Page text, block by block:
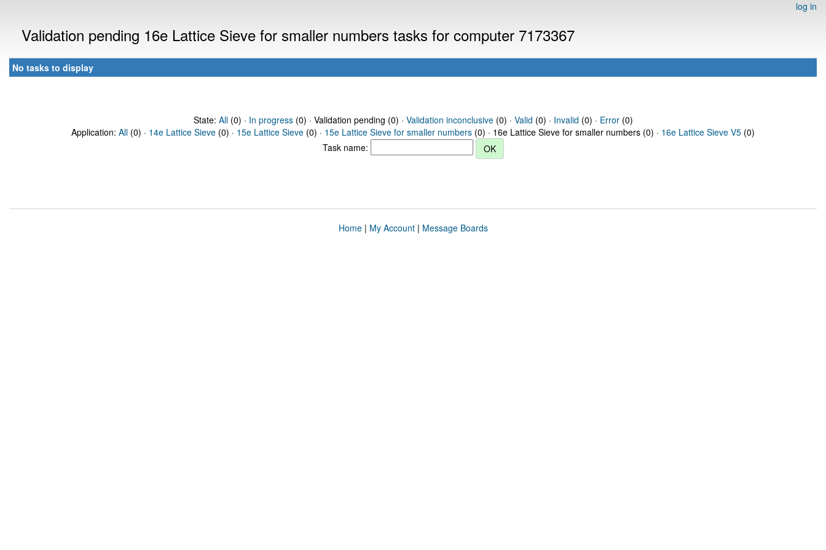
log in
Validation pending 16e Lattice Sieve for smaller numbers tasks for computer 7173367
No tasks to display
State: All(0) · In progress(0) · Validation pending (0) · Validation inconclusive(0) · Valid (0) · Invalid (0) · Error(0)
Application: All (0) · 14e Lattice Sieve (0) · 15e Lattice Sieve (0) · 15e Lattice Sieve for smaller numbers (0) · 16e Lattice Sieve for smaller numbers (0) · 16e Lattice Sieve V5 (0)
Task name:
Home| My Account| Message Boards